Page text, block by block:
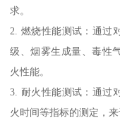
求。
2. 燃烧性能测试：通过
级、烟雾生成量、毒性
火性能。
3. 耐火性能测试：通过
火时间等指标的测定，